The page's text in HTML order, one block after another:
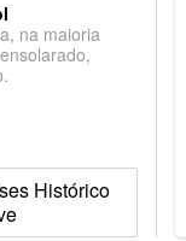
na maioria
Histórico